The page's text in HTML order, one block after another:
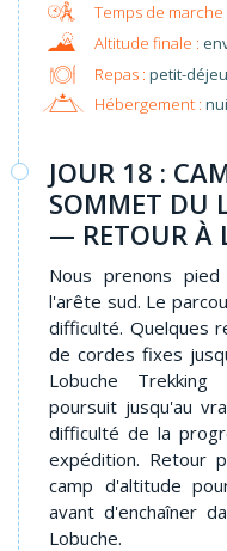
Repas : petit-
Hébergement :
JOUR 18 :
SOMMET DU
— RETOUR À
Nous prenons
l'arête sud. Le
difficulté. Quelques
de cordes fixes
Lobuche
poursuit jusqu'au
difficulté de la
expédition. Retour
camp d'altitude
avant d'enchaîner
Lobuche.